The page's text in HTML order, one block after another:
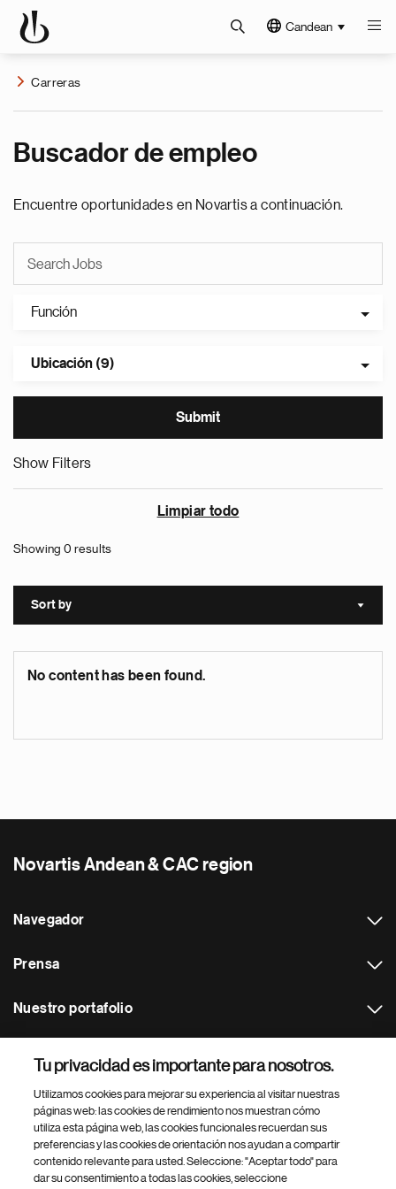
Candean
Carreras
Buscador de empleo
Encuentre oportunidades en Novartis a continuación.
Función
Ubicación (9)
Show Filters
Limpiar todo
Showing 0 results
Sort by Sort
No content has been found.
Novartis Andean & CAC region
Navegador
Prensa
Nuestro portafolio
Footer Site Search
Tu privacidad es importante para nosotros.
Utilizamos cookies para mejorar su experiencia al visitar nuestras
páginas web: las cookies de rendimiento nos muestran cómo
utiliza esta página web, las cookies funcionales recuerdan sus
preferencias y las cookies de orientación nos ayudan a compartir
contenido relevante para usted. Seleccione: "Aceptar todo" para
dar su consentimiento a todas las cookies, seleccione